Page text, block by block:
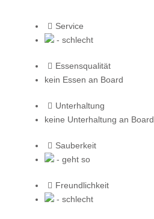
Service
- schlecht
Essensqualität
kein Essen an Board
Unterhaltung
keine Unterhaltung an Board
Sauberkeit
- geht so
Freundlichkeit
- schlecht